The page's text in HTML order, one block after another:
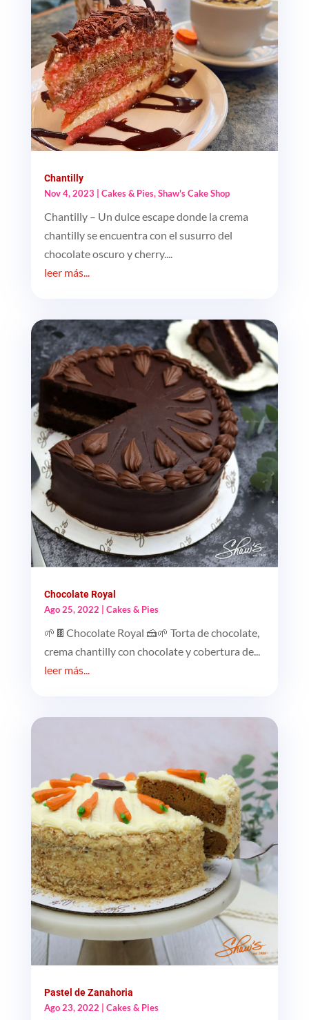
Chantilly
Nov 4, 2023
Cakes & Pies,Shaw's Cake Shop
Chantilly – Un dulce escape donde la crema
chantilly se encuentra con el susurro del
chocolate oscuro y cherry....
leer más...
Chocolate Royal
Ago 25, 2022
Cakes & Pies
🌱🍫Chocolate Royal 🍰🌱 Torta de chocolate,
crema chantilly con chocolate y cobertura de...
leer más...
Pastel de Zanahoria
Ago 23, 2022
Cakes & Pies